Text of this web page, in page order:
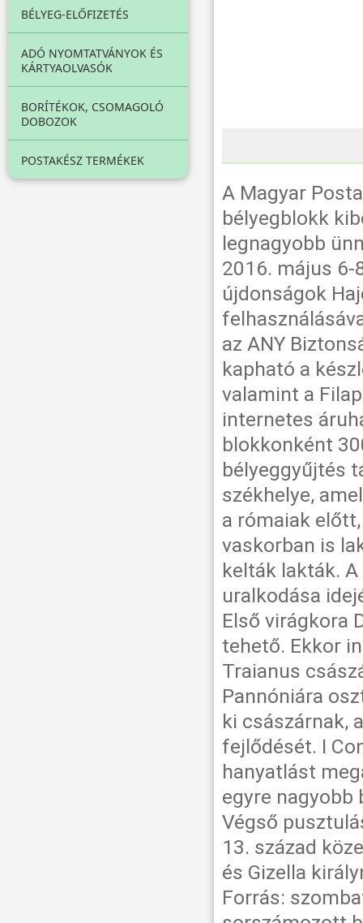
BÉLYEG-ELŐFIZETÉS
ADÓ NYOMTATVÁNYOK ÉS
KÁRTYAOLVASÓK
BORÍTÉKOK, CSOMAGOLÓ
DOBOZOK
POSTAKÉSZ TERMÉKEK
A Magyar
bélyegblokk
legnagyobb
2016. május 6-
újdonságok
az ANY
kapható a
valamint a
internetes
blokkonként
bélyeggyűjtés
székhelye,
a rómaiak
vaskorban is
kelták lakták.
uralkodása
Első virágkora
tehető. Ekkor
Traianus
Pannóniára
ki császárnak,
fejlődését. I
hanyatlást
egyre nagyobb
Végső
13. század
és Gizella
Forrás: